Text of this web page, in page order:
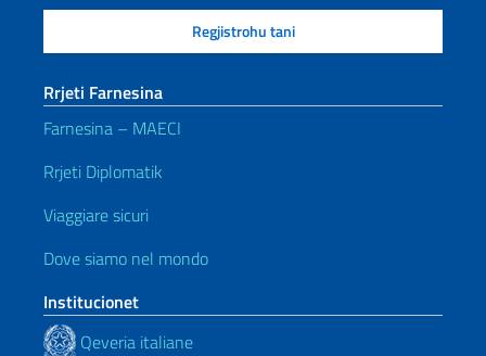
Rrjeti Farnesina
Farnesina – MAECI
Rrjeti Diplomatik
Viaggiare sicuri
Dove siamo nel mondo
Institucionet
Qeveria italiane